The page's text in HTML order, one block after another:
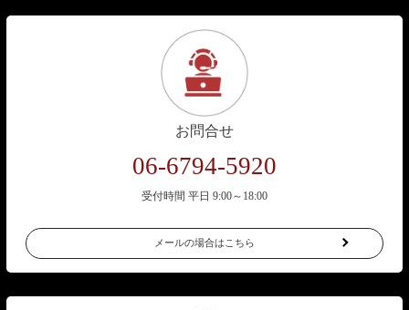
お問合せ
06-6794-5920
受付時間 平日 9:00～18:00
メールの場合はこちら